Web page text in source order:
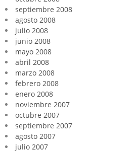
septiembre 2008
agosto 2008
julio 2008
junio 2008
mayo 2008
abril 2008
marzo 2008
febrero 2008
enero 2008
noviembre 2007
octubre 2007
septiembre 2007
agosto 2007
julio 2007